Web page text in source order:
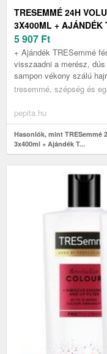
TRESEMMÉ 24H
3X400ML + AJÁNDÉK
5 907 Ft
+ Ajándék TRESemmé
visszaadni a merész,
sampon vékony szálú
tresemmé, szépség és
pepita.hu
Hasonlók, mint TRESemmé
3x400ml + Ajándék T...